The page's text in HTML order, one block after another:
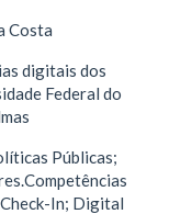
Costa
digitais dos
Federal do
Públicas;
In; Digital